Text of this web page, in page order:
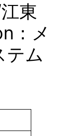
東
：メ
テム